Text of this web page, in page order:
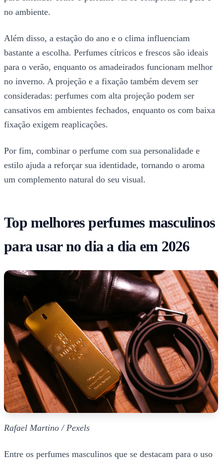
no ambiente.
Além disso, a estação do ano e o clima influenciam
bastante a escolha. Perfumes cítricos e frescos são ideais
para o verão, enquanto os amadeirados funcionam melhor
no inverno. A projeção e a fixação também devem ser
consideradas: perfumes com alta projeção podem ser
cansativos em ambientes fechados, enquanto os com baixa
fixação exigem reaplicações.
Por fim, combinar o perfume com sua personalidade e
estilo ajuda a reforçar sua identidade, tornando o aroma
um complemento natural do seu visual.
Top melhores perfumes masculinos
para usar no dia a dia em 2026
Rafael Martino / Pexels
Entre os perfumes masculinos que se destacam para o uso